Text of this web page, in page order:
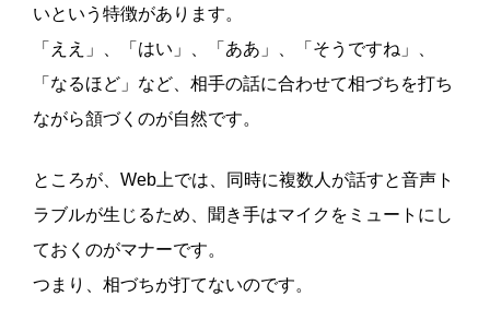
いという特徴があります。
「ええ」、「はい」、「ああ」、「そうですね」、
「なるほど」など、相手の話に合わせて相づちを打ち
ながら頷づくのが自然です。
ところが、Web上では、同時に複数人が話すと音声ト
ラブルが生じるため、聞き手はマイクをミュートにし
ておくのがマナーです。
つまり、相づちが打てないのです。